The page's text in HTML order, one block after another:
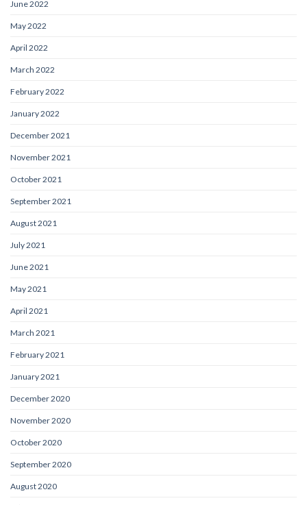
June 2022
May 2022
April 2022
March 2022
February 2022
January 2022
December 2021
November 2021
October 2021
September 2021
August 2021
July 2021
June 2021
May 2021
April 2021
March 2021
February 2021
January 2021
December 2020
November 2020
October 2020
September 2020
August 2020